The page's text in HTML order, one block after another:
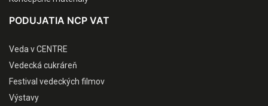
PODUJATIA NCP VAT
Veda v CENTRE
Vedecká cukráreň
Festival vedeckých filmov
Výstavy